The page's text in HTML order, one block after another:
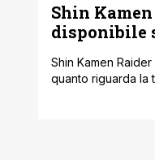
Shin
disponibile
Shin Kamen
quanto riguarda la